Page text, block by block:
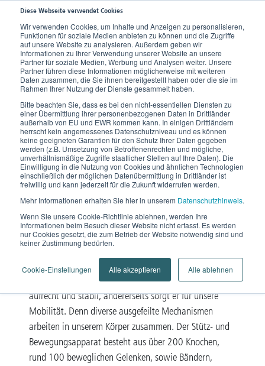
Diese Webseite verwendet Cookies
Wir verwenden Cookies, um Inhalte und Anzeigen zu personalisieren,
Funktionen für soziale Medien anbieten zu können und die Zugriffe
auf unsere Website zu analysieren. Außerdem geben wir
Informationen zu Ihrer Verwendung unserer Website an unsere
Partner für soziale Medien, Werbung und Analysen weiter. Unsere
Partner führen diese Informationen möglicherweise mit weiteren
Daten zusammen, die Sie ihnen bereitgestellt haben oder die sie im
Rahmen Ihrer Nutzung der Dienste gesammelt haben.
Bitte beachten Sie, dass es bei den nicht-essentiellen Diensten zu
einer Übermittlung ihrer personenbezogenen Daten in Drittländer
außerhalb von EU und EWR kommen kann. In einigen Drittländern
herrscht kein angemessenes Datenschutzniveau und es können
keine geeigneten Garantien für den Schutz Ihrer Daten gegeben
werden (z.B. Umsetzung von Betroffenenrechten und mögliche,
unverhältnismäßige Zugriffe staatlicher Stellen auf Ihre Daten). Die
Einwilligung in die Nutzung von Cookies und ähnlichen Technologien
einschließlich der möglichen Datenübermittlung in Drittländer ist
freiwillig und kann jederzeit für die Zukunft widerrufen werden.
Mehr Informationen erhalten Sie hier in unserem Datenschutzhinweis.
Wenn Sie unsere Cookie-Richtlinie ablehnen, werden Ihre
Informationen beim Besuch dieser Website nicht erfasst. Es werden
nur Cookies gesetzt, die zum Betrieb der Website notwendig sind und
keiner Zustimmung bedürfen.
Cookie-Einstellungen Alle akzeptieren Alle ablehnen
Home Wissen Unser Körper Stütz- und Bewegungsapparat
Stütz- und Bewegungsapparat
Ein Zusammenspiel aus Sehnen, Muskeln
und Bändern
Der Stütz- und Bewegungsapparat hält uns einerseits
aufrecht und stabil, andererseits sorgt er für unsere
Mobilität. Denn diverse ausgefeilte Mechanismen
arbeiten in unserem Körper zusammen. Der Stütz- und
Bewegungsapparat besteht aus über 200 Knochen,
rund 100 beweglichen Gelenken, sowie Bändern,